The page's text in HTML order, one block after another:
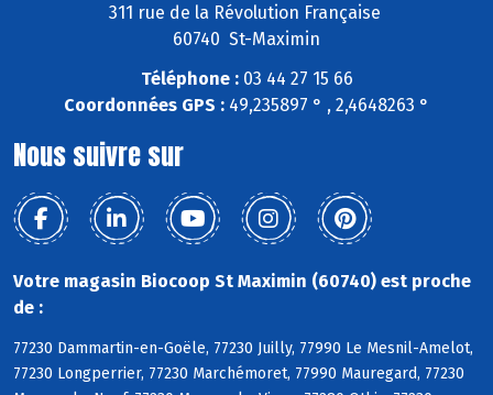
311 rue de la Révolution Française
60740 St-Maximin
Téléphone :03 44 27 15 66
Coordonnées GPS : 49,235897 ° , 2,4648263 °
Nous suivre sur
Votre magasin Biocoop St Maximin (60740) est proche
de :
77230 Dammartin-en-Goële, 77230 Juilly, 77990 Le Mesnil-Amelot,
77230 Longperrier, 77230 Marchémoret, 77990 Mauregard, 77230